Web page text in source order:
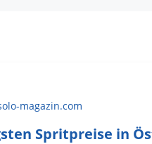
magazin.com
Spritpreise in